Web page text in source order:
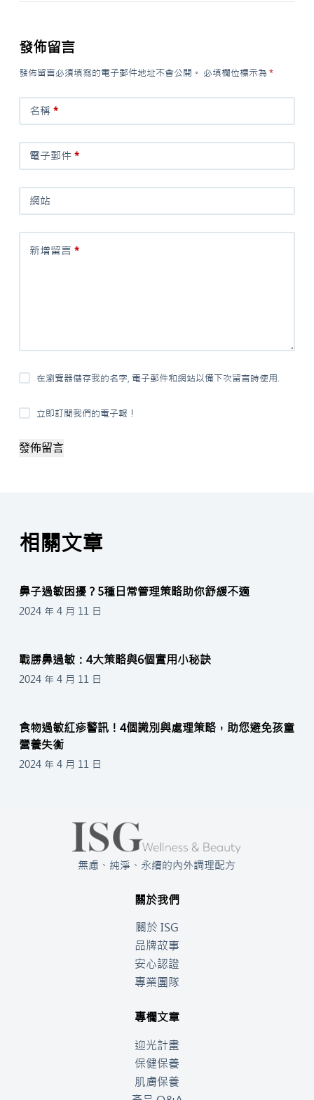
發佈留言
發佈留言必須填寫的電子郵件地址不會公開。 必填欄位標示為 *
名稱 *
電子郵件*
網站
新增留言 *
在瀏覽器儲存我的名字, 電子郵件和網站以備下次留言時使用.
立即訂閱我們的電子報！
發佈留言
相關文章
鼻子過敏困擾？5種日常管理策略助你舒緩不適
2024 年 4 月 11 日
戰勝鼻過敏：4大策略與6個實用小秘訣
2024 年 4 月 11 日
食物過敏紅疹警訊！4個識別與處理策略，助您避免孩童
營養失衡
2024 年 4 月 11 日
無慮、純淨、永續的內外調理配方
關於我們
關於 ISG
品牌故事
安心認證
專業團隊
專欄文章
迎光計畫
保健保養
肌膚保養